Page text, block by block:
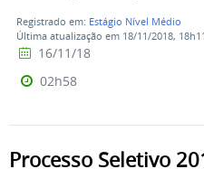
Registrado em: Estágio Nível Médio
Última atualização em 18/11/2018, 18h11
16/11/18
02h58
Processo Seletivo